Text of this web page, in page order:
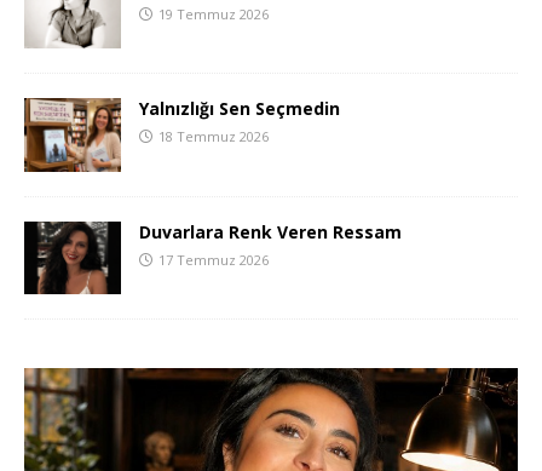
19 Temmuz 2026
Yalnızlığı Sen Seçmedin
18 Temmuz 2026
Duvarlara Renk Veren Ressam
17 Temmuz 2026